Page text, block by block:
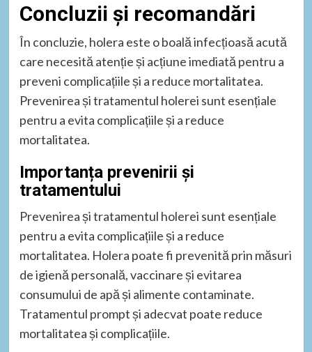
Concluzii și recomandări
În concluzie, holera este o boală infecțioasă acută
care necesită atenție și acțiune imediată pentru a
preveni complicațiile și a reduce mortalitatea.
Prevenirea și tratamentul holerei sunt esențiale
pentru a evita complicațiile și a reduce
mortalitatea.
Importanța prevenirii și
tratamentului
Prevenirea și tratamentul holerei sunt esențiale
pentru a evita complicațiile și a reduce
mortalitatea. Holera poate fi prevenită prin măsuri
de igienă personală, vaccinare și evitarea
consumului de apă și alimente contaminate.
Tratamentul prompt și adecvat poate reduce
mortalitatea și complicațiile.